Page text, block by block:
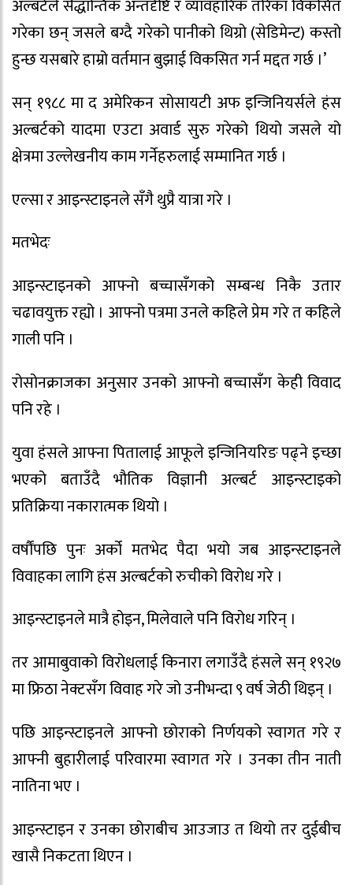
अल्बर्टले सैद्धान्तिक अन्तर्दृष्टि र व्यावहारिक तरिका विकसित
गरेका छन् जसले बग्दै गरेको पानीको थिग्रो (सेडिमेन्ट) कस्तो
हुन्छ यसबारे हाम्रो वर्तमान बुझाई विकसित गर्न मद्दत गर्छ ।’
सन् १९८८ मा द अमेरिकन सोसायटी अफ इन्जिनियर्सले हंस
अल्बर्टको यादमा एउटा अवार्ड सुरु गरेको थियो जसले यो
क्षेत्रमा उल्लेखनीय काम गर्नेहरुलाई सम्मानित गर्छ ।
एल्सा र आइन्स्टाइनले सँगै थुप्रै यात्रा गरे ।
मतभेदः
आइन्स्टाइनको आफ्नो बच्चासँगको सम्बन्ध निकै उतार
चढावयुक्त रह्यो । आफ्नो पत्रमा उनले कहिले प्रेम गरे त कहिले
गाली पनि ।
रोसोनक्राजका अनुसार उनको आफ्नो बच्चासँग केही विवाद
पनि रहे ।
युवा हंसले आफ्ना पितालाई आफूले इन्जिनियरिङ पढ्ने इच्छा
भएको बताउँदै भौतिक विज्ञानी अल्बर्ट आइन्स्टाइको
प्रतिक्रिया नकारात्मक थियो ।
वर्षौंपछि पुनः अर्को मतभेद पैदा भयो जब आइन्स्टाइनले
विवाहका लागि हंस अल्बर्टको रुचीको विरोध गरे ।
आइन्स्टाइनले मात्रै होइन, मिलेवाले पनि विरोध गरिन् ।
तर आमाबुवाको विरोधलाई किनारा लगाउँदै हंसले सन् १९२७
मा फ्रिठा नेक्टसँग विवाह गरे जो उनीभन्दा ९ वर्ष जेठी थिइन् ।
पछि आइन्स्टाइनले आफ्नो छोराको निर्णयको स्वागत गरे र
आफ्नी बुहारीलाई परिवारमा स्वागत गरे । उनका तीन नाती
नातिना भए ।
आइन्स्टाइन र उनका छोराबीच आउजाउ त थियो तर दुईबीच
खासै निकटता थिएन ।